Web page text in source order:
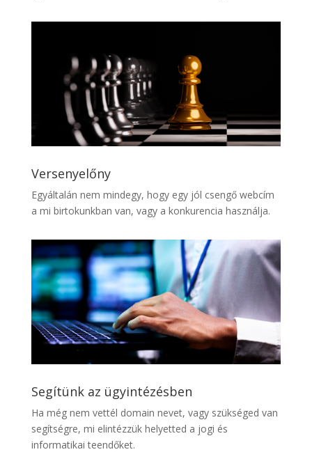
Versenyelőny
Egyáltalán nem mindegy, hogy egy jól csengő webcím
a mi birtokunkban van, vagy a konkurencia használja.
Segítünk az ügyintézésben
Ha még nem vettél domain nevet, vagy szükséged van
segítségre, mi elintézzük helyetted a jogi és
informatikai teendőket.